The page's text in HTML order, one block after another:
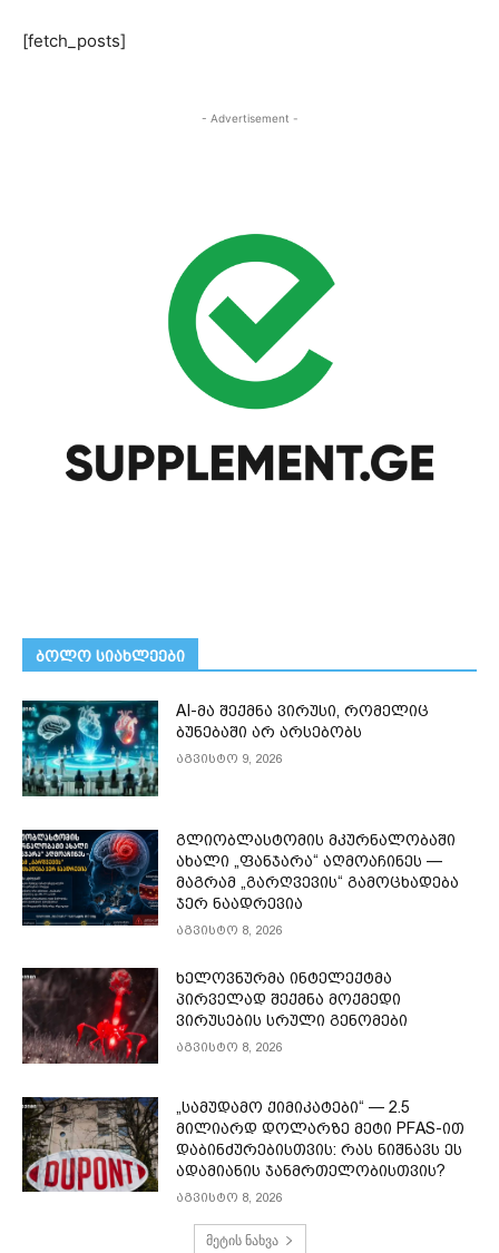
[fetch_posts]
- Advertisement -
ᲑᲝᲚᲝ ᲡᲘᲐᲮᲚᲔᲔᲑᲘ
AI-მა შექმნა ვირუსი, რომელიც
ბუნებაში არ არსებობს
აგვისტო 9, 2026
გლიობლასტომის მკურნალობაში
ახალი „ფანჯარა“ აღმოაჩინეს —
მაგრამ „გარღვევის“ გამოცხადება
ჯერ ნაადრევია
აგვისტო 8, 2026
ხელოვნურმა ინტელექტმა
პირველად შექმნა მოქმედი
ვირუსების სრული გენომები
აგვისტო 8, 2026
„სამუდამო ქიმიკატები“ — 2.5
მილიარდ დოლარზე მეტი PFAS-ით
დაბინძურებისთვის: რას ნიშნავს ეს
ადამიანის ჯანმრთელობისთვის?
აგვისტო 8, 2026
მეტის ნახვა